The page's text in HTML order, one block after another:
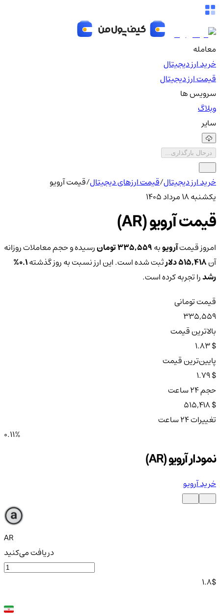
معامله
خرید ارز دیجیتال
قیمت ارز دیجیتال
سرویس ها
وبلاگ
سایر
درحال بارگذاری...
خرید ارز دیجیتال/قیمت ارزهای دیجیتال/قیمت آرویو
یکشنبه ۱۸ مرداد ۱۴۰۵
قیمت آرویو (AR)
امروز قیمتآرویوبه335,559 تومان
رسیده و حجم معاملات روزانه
آن515,418 دلار ثبت شده است. این ارز نسبت به روز گذشته0.1%
رشدرا تجربه کرده است.
قیمت تومانی
335,559
بالاترین قیمت
$ 1.83
پایین‌ترین قیمت
$ 1.79
حجم ۲۴ ساعت
$ 515,418
تغییرات ۲۴ ساعت
0.11%
نمودار آرویو (AR)
خرید آرویو
AR
دریافت می‌کنید
1.8$